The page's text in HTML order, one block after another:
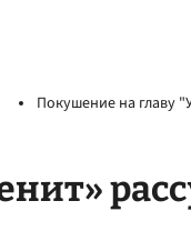
Покушение на главу